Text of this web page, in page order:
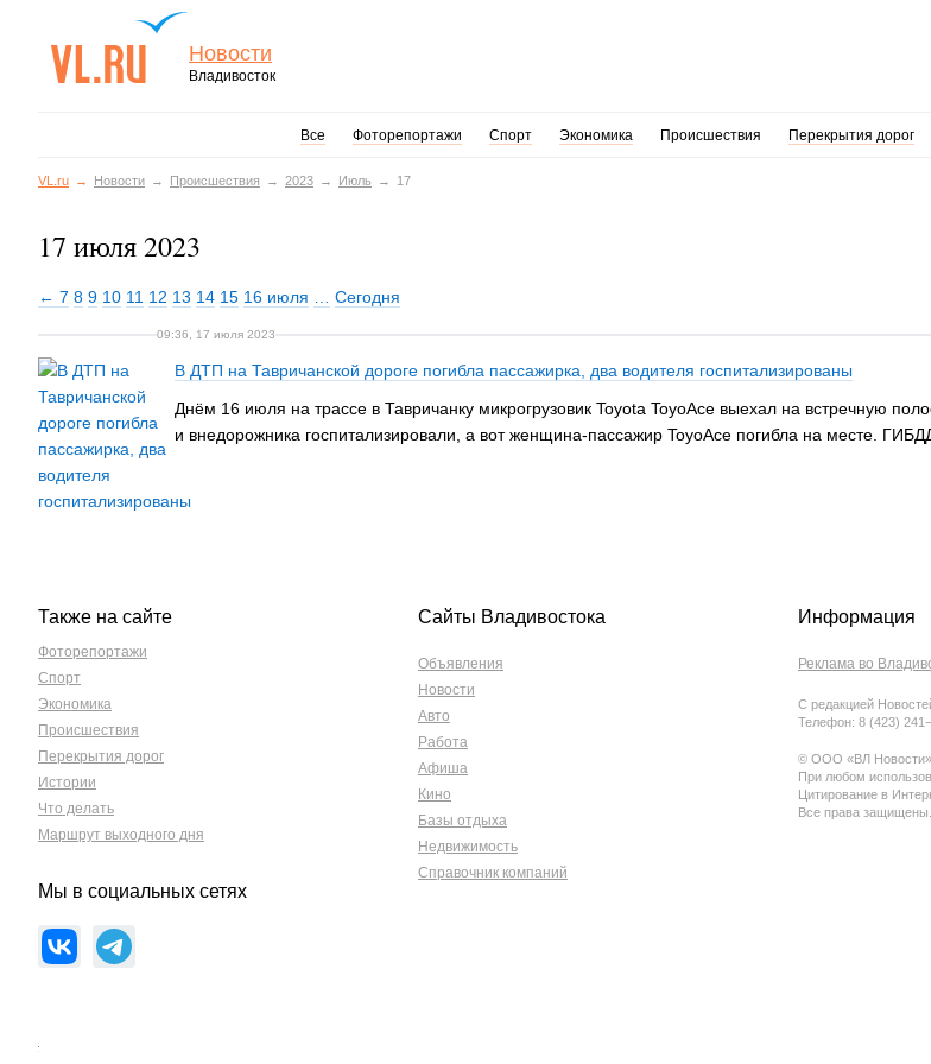
Новости
Владивосток
Все Фоторепортажи Спорт Экономика Происшествия Перекрытия дорог
VL.ru Новости Происшествия 2023 Июль 17
17 июля 2023
← 7 8 9 10 11 12 13 14 15 16 июля Сегодня
09:36, 17 июля 2023
В ДТП на Тавричанской дороге погибла пассажирка, два водителя госпитализированы
Днём 16 июля на трассе в Тавричанку микрогрузовик Toyota ToyoАce выехал на встречную
и внедорожника госпитализировали, а вот женщина-пассажир ToyoАce погибла на месте.
Также на сайте
Фоторепортажи
Спорт
Экономика
Происшествия
Перекрытия дорог
Истории
Что делать
Маршрут выходного дня
Мы в социальных сетях
Сайты Владивостока
Объявления
Новости
Авто
Работа
Афиша
Кино
Базы отдыха
Недвижимость
Справочник компаний
Информация
Реклама во
С редакцией
Телефон: 8 (423)
© ООО «ВЛ
При любом
Цитирование в
Все права защищены.